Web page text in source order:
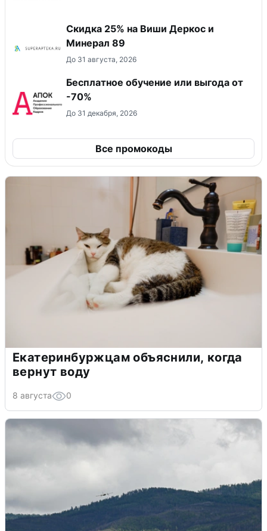
Скидка 25% на Виши Деркос и
Минерал 89
До 31 августа, 2026
Бесплатное обучение или выгода от
-70%
До 31 декабря, 2026
Все промокоды
Екатеринбуржцам объяснили, когда
вернут воду
8 августа 0